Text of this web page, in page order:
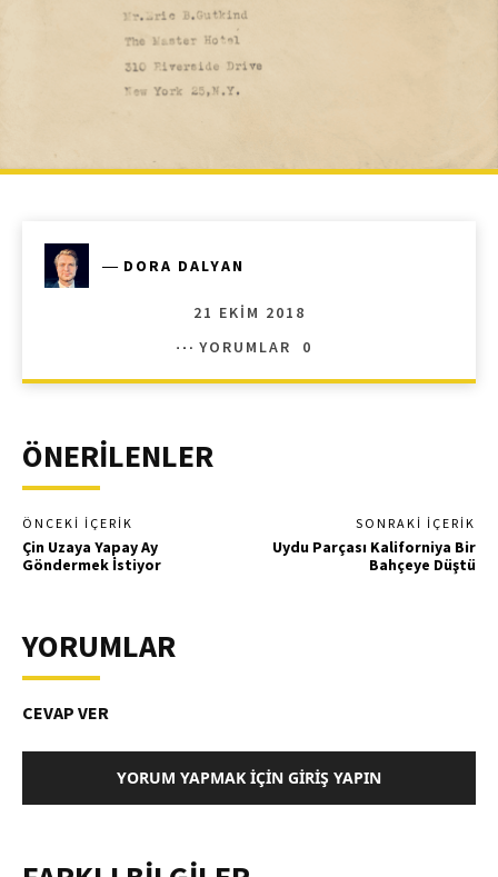
― DORA DALYAN
21 EKIM 2018
YORUMLAR
0
ÖNERİLENLER
ÖNCEKI İÇERIK
Çin Uzaya Yapay Ay
Göndermek İstiyor
SONRAKI İÇERIK
Uydu Parçası Kaliforniya Bir
Bahçeye Düştü
YORUMLAR
CEVAP VER
YORUM YAPMAK İÇIN GIRIŞ YAPIN